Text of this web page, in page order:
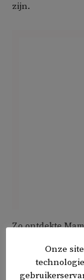
zijn.
Zo ontdekte
zitten vanwege
Onze